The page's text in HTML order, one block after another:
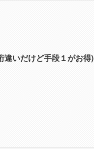
違いだけど手段１がお得)